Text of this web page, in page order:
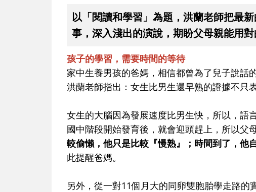
以「閱讀和學習」為題，洪蘭老師把最
事，深入淺出的演說，期盼父母親能用對
孩子的學習，需要時間的等待
家中生養男孩的爸媽，相信都曾為了兒子說話
洪蘭老師指出：女生比男生還早熟的證據不只
女生的大腦因為發展速度比男生快，所以，語
國中階段開始發育後，就會迎頭趕上，所以父
較偷懶，他只是比較『慢熟』；時間到了，他
此提醒爸媽。
另外，從一對11個月大的同卵雙胞胎學走路